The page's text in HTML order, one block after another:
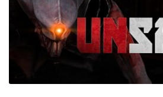
Offroad Mania